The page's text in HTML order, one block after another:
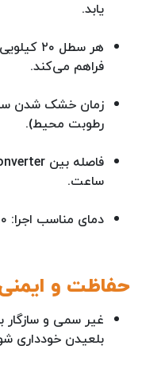
یابد.
فراهم می‌کند.
رطوبت محیط).
ساعت.
دمای مناسب اجرا: ۱۰ تا ۵۰ درجه سانتی‌گراد.
حفاظت و
غیر سمی و سازگار
بلعیدن خودداری